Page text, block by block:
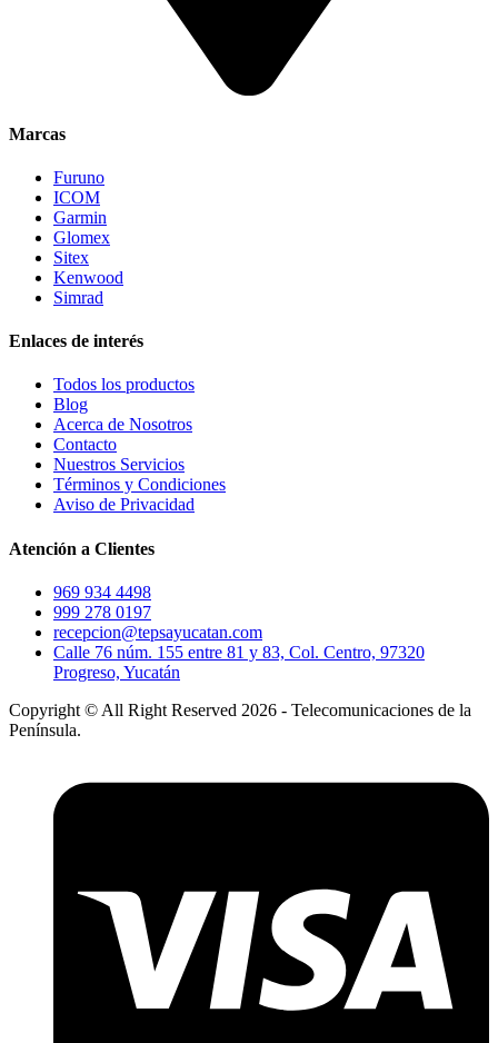
Marcas
Furuno
ICOM
Garmin
Glomex
Sitex
Kenwood
Simrad
Enlaces de interés
Todos los productos
Blog
Acerca de Nosotros
Contacto
Nuestros Servicios
Términos y Condiciones
Aviso de Privacidad
Atención a Clientes
969 934 4498
999 278 0197
recepcion@tepsayucatan.com
Calle 76 núm. 155 entre 81 y 83, Col. Centro, 97320
Progreso, Yucatán
Copyright © All Right Reserved 2026 - Telecomunicaciones de la
Península.